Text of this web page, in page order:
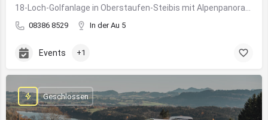
08386 8529 In der Au 5
Events +1
Geschlossen